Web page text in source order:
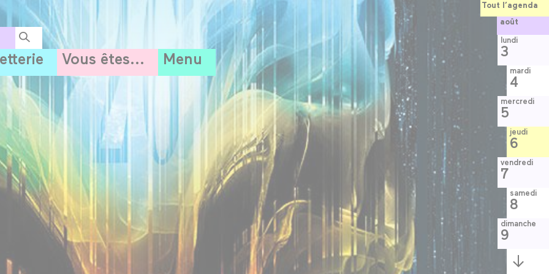
Vous êtes... Menu
Tout l’agenda
août
lundi
3
mardi
4
mercredi
5
jeudi
6
vendredi
7
samedi
8
dimanche
9
Semaine
suivante